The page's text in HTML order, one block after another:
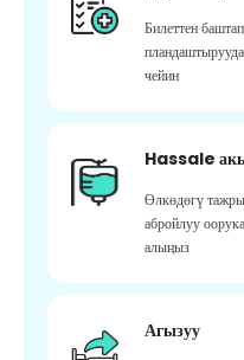
Билеттен
чейин
Hassale
Өлкөдөгү
абройлуу
алыңыз
Агызуу